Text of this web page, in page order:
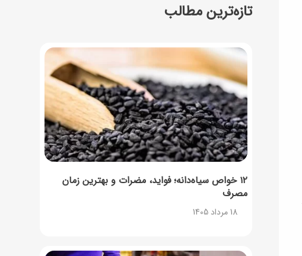
تازه‌ترین مطالب
۱۲ خواص سیاه‌دانه؛ فواید، مضرات و بهترین زمان
مصرف
18 مرداد 1405